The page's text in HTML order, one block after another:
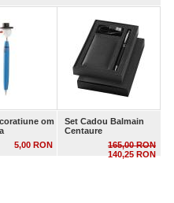
om
5,00 RON
Set Cadou Balmain
Centaure
165,00 RON
140,25 RON